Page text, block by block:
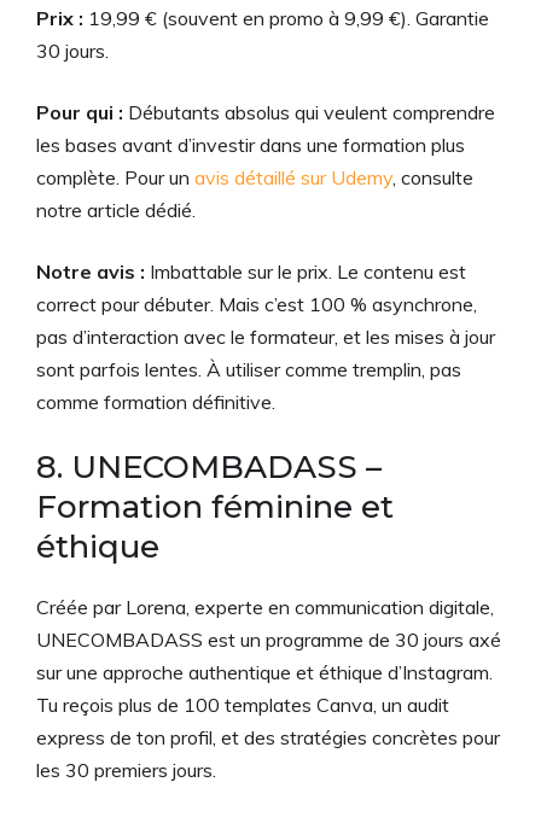
Prix : 19,99 € (souvent en promo à 9,99 €). Garantie
30 jours.
Pour qui : Débutants absolus qui veulent comprendre
les bases avant d’investir dans une formation plus
complète. Pour un avis détaillé sur Udemy, consulte
notre article dédié.
Notre avis : Imbattable sur le prix. Le contenu est
correct pour débuter. Mais c’est 100 % asynchrone,
pas d’interaction avec le formateur, et les mises à jour
sont parfois lentes. À utiliser comme tremplin, pas
comme formation définitive.
8. UNECOMBADASS –
Formation féminine et
éthique
Créée par Lorena, experte en communication digitale,
UNECOMBADASS est un programme de 30 jours axé
sur une approche authentique et éthique d’Instagram.
Tu reçois plus de 100 templates Canva, un audit
express de ton profil, et des stratégies concrètes pour
les 30 premiers jours.